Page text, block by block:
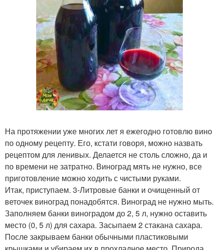
На протяжении уже многих лет я ежегодно готовлю вино
по одному рецепту. Его, кстати говоря, можно назвать
рецептом для ленивых. Делается не столь сложно, да и
по времени не затратно. Виноград мять не нужно, все
приготовление можно ходить с чистыми руками.
Итак, приступаем. 3-Литровые банки и очищенный от
веточек виноград понадобятся. Виноград не нужно мыть.
Заполняем банки виноградом до 2, 5 л, нужно оставить
место (0, 5 л) для сахара. Засыпаем 2 стакана сахара.
После закрываем банки обычными пластиковыми